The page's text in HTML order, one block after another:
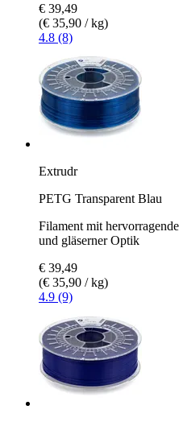
€ 39,49
(€ 35,90 / kg)
4.8 (8)
Extrudr
PETG Transparent Blau
Filament mit
und gläserner Optik
€ 39,49
(€ 35,90 / kg)
4.9 (9)